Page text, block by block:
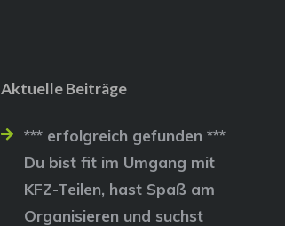
Aktuelle Beiträge
*** erfolgreich gefunden ***
Du bist fit im Umgang mit
KFZ-Teilen, hast Spaß am
Organisieren und suchst